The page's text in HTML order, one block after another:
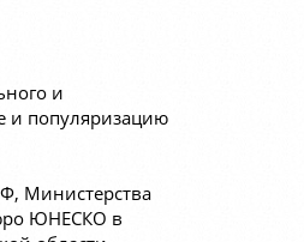
и
и популяризацию
Министерства
ЮНЕСКО в